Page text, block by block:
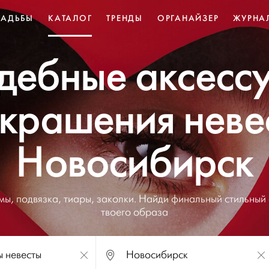
КАТАЛОГ ТРЕНДЫ ОРГАНАЙЗЕР
Новосибирск
подвязка, тиары, заколки. Найди финальный стильный
твоего образа